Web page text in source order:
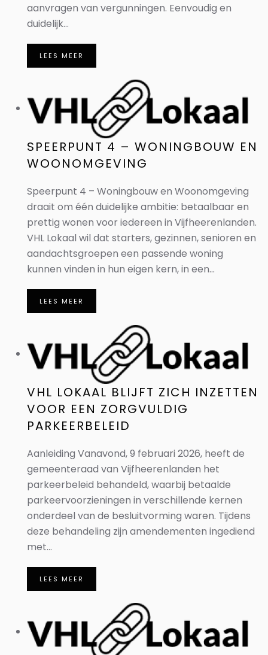
aanvragen van vergunningen. Eenvoudig en
duidelijk...
LEES MEER
SPEERPUNT 4 – WONINGBOUW EN
WOONOMGEVING
Speerpunt 4 – Woningbouw en Woonomgeving
draait om één duidelijke ambitie: betaalbaar en
prettig wonen voor iedereen in Vijfheerenlanden.
VHL Lokaal wil dat starters, gezinnen, senioren en
aandachtsgroepen een passende woning
kunnen vinden in hun eigen kern, in een...
LEES MEER
VHL LOKAAL BLIJFT ZICH INZETTEN
VOOR EEN ZORGVULDIG
PARKEERBELEID
Aanleiding Vanavond, 9 februari 2026, heeft de
gemeenteraad van Vijfheerenlanden het
parkeerbeleid behandeld, waarbij betaalde
parkeervoorzieningen in verschillende kernen
onderdeel van de besluitvorming waren. Tijdens
deze behandeling zijn amendementen ingediend
met...
LEES MEER